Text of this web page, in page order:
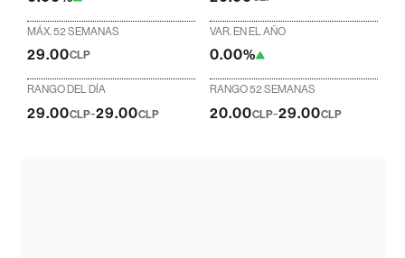
MÁX. 52 SEMANAS
29.00CLP
VAR. EN EL AÑO
0.00%
RANGO DEL DÍA
29.00CLP-29.00CLP
RANGO 52 SEMANAS
20.00CLP-29.00CLP